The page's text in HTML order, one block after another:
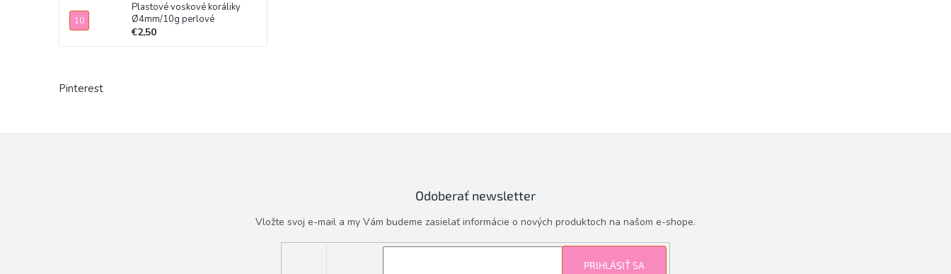
Plastové voskové koráliky
Ø4mm/10g perlové
€2,50
Pinterest
Odoberať newsletter
Vložte svoj e-mail a my Vám budeme zasielať informácie o nových produktoch na našom e-shope.
PRIHLÁSIŤ SA